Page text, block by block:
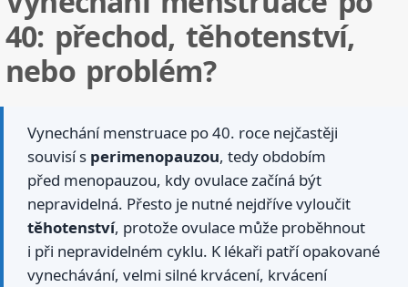
40: přechod, těhotenství,
nebo problém?
Vynechání menstruace po 40. roce nejčastěji
souvisí s perimenopauzou, tedy obdobím
před menopauzou, kdy ovulace začíná být
nepravidelná. Přesto je nutné nejdříve vyloučit
těhotenství, protože ovulace může proběhnout
i při nepravidelném cyklu. K lékaři patří opakované
vynechávání, velmi silné krvácení, krvácení